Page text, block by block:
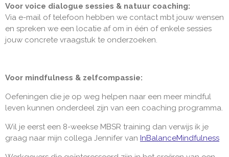
Voor voice dialogue sessies & natuur coaching:
Via e-mail of telefoon hebben we contact mbt jouw wensen
en spreken we een locatie af om in één of enkele sessies
jouw concrete vraagstuk te onderzoeken.
Voor mindfulness & zelfcompassie:
Oefeningen die je op weg helpen naar een meer mindful
leven kunnen onderdeel zijn van een coaching programma.
Wil je eerst een 8-weekse MBSR training dan verwijs ik je
graag naar mijn collega Jennifer van InBalanceMindfulness